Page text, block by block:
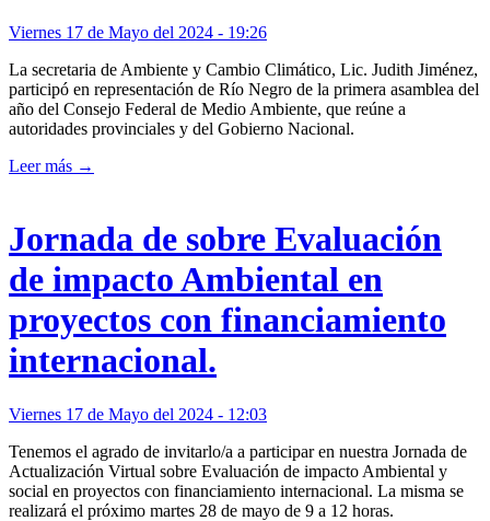
Viernes 17 de Mayo del 2024 - 19:26
La secretaria de Ambiente y Cambio Climático, Lic. Judith Jiménez,
participó en representación de Río Negro de la primera asamblea del
año del Consejo Federal de Medio Ambiente, que reúne a
autoridades provinciales y del Gobierno Nacional.
Leer más →
Jornada de sobre Evaluación
de impacto Ambiental en
proyectos con financiamiento
internacional.
Viernes 17 de Mayo del 2024 - 12:03
Tenemos el agrado de invitarlo/a a participar en nuestra Jornada de
Actualización Virtual sobre Evaluación de impacto Ambiental y
social en proyectos con financiamiento internacional. La misma se
realizará el próximo martes 28 de mayo de 9 a 12 horas.